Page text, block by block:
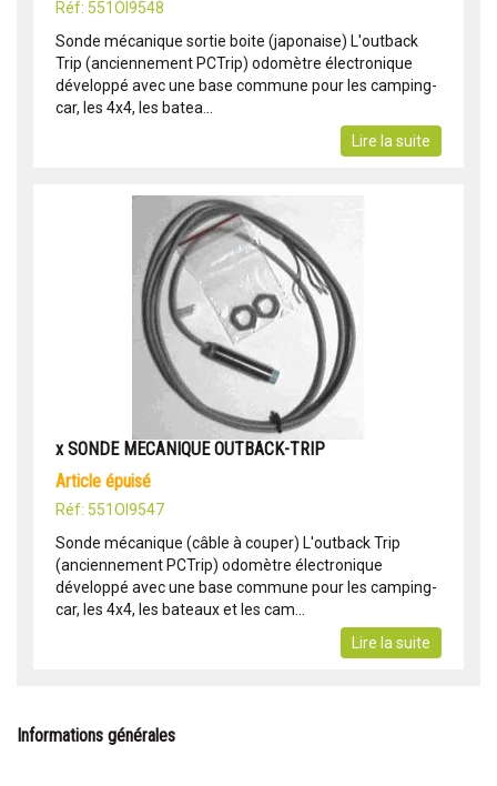
Réf: 551OI9548
Sonde mécanique sortie boite (japonaise) L'outback
Trip (anciennement PCTrip) odomètre électronique
développé avec une base commune pour les camping-
car, les 4x4, les batea...
Lire la suite
x SONDE MECANIQUE OUTBACK-TRIP
article épuisé
Réf: 551OI9547
Sonde mécanique (câble à couper) L'outback Trip
(anciennement PCTrip) odomètre électronique
développé avec une base commune pour les camping-
car, les 4x4, les bateaux et les cam...
Lire la suite
Informations générales